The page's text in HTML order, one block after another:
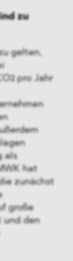
zu
gelten,
pro Jahr
als
hat
zunächst
große
und den